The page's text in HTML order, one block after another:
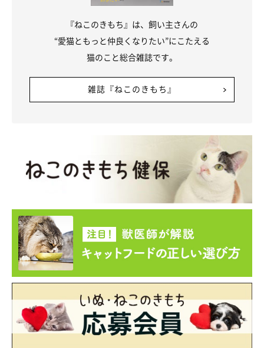
『ねこのきもち』は、飼い主さんの
“愛猫ともっと仲良くなりたい”にこたえる
猫のこと総合雑誌です。
雑誌『ねこのきもち』